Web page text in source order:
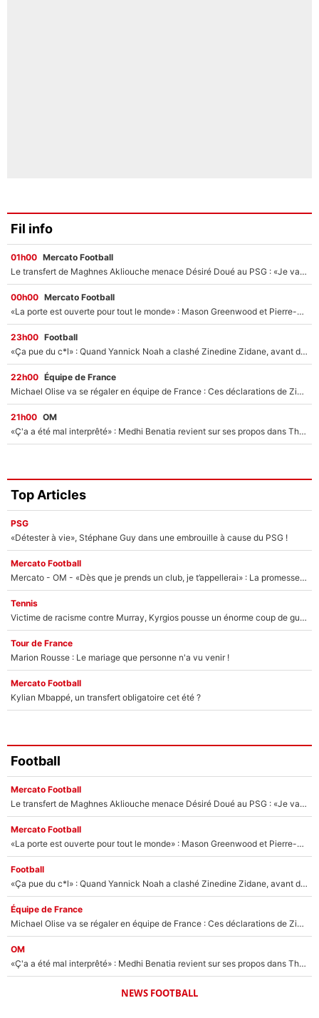
Fil info
01h00 Mercato Football
Le transfert de Maghnes Akliouche menace Désiré Doué au PSG : «Je valide à 200%»
00h00 Mercato Football
«La porte est ouverte pour tout le monde» : Mason Greenwood et Pierre-Emerick Aubameyang ont quitté l'OM, Amine Gouiri balance sur la suite du mercato et sur la réaction du vestiaire !
23h00 Football
«Ça pue du c*l» : Quand Yannick Noah a clashé Zinedine Zidane, avant de se faire recadrer par le nouveau sélectionneur de l'équipe de France !
22h00 Équipe de France
Michael Olise va se régaler en équipe de France : Ces déclarations de Zinedine Zidane qui prouvent qu'il va tout miser sur la star du Bayern Munich !
21h00 OM
«Ç'a a été mal interprêté» : Medhi Benatia revient sur ses propos dans The Bridge et précise ses conditions pour rejoindre le PSG !
Top Articles
PSG
«Détester à vie», Stéphane Guy dans une embrouille à cause du PSG !
Mercato Football
Mercato - OM - «Dès que je prends un club, je t’appellerai» : La promesse de Marcelino au moment de claquer la porte
Tennis
Victime de racisme contre Murray, Kyrgios pousse un énorme coup de gueule !
Tour de France
Marion Rousse : Le mariage que personne n'a vu venir !
Mercato Football
Kylian Mbappé, un transfert obligatoire cet été ?
Football
Mercato Football
Le transfert de Maghnes Akliouche menace Désiré Doué au PSG : «Je valide à 200%»
Mercato Football
«La porte est ouverte pour tout le monde» : Mason Greenwood et Pierre-Emerick Aubameyang ont quitté l'OM, Amine Gouiri balance sur la suite du mercato et sur la réaction du vestiaire !
Football
«Ça pue du c*l» : Quand Yannick Noah a clashé Zinedine Zidane, avant de se faire recadrer par le nouveau sélectionneur de l'équipe de France !
Équipe de France
Michael Olise va se régaler en équipe de France : Ces déclarations de Zinedine Zidane qui prouvent qu'il va tout miser sur la star du Bayern Munich !
OM
«Ç'a a été mal interprêté» : Medhi Benatia revient sur ses propos dans The Bridge et précise ses conditions pour rejoindre le PSG !
NEWS FOOTBALL